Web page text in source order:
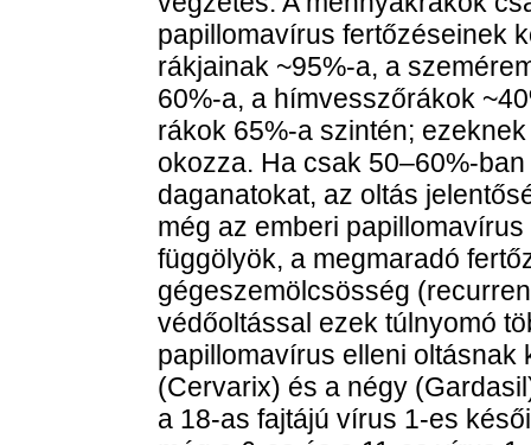
papillomavírus fertőzéseinek
rákjainak ~95%-a, a
60%-a, a hímvesszőrákok
rákok 65%-a szintén;
okozza. Ha csak 50–60%-
daganatokat, az oltás
még az emberi
függölyök, a megmaradó
gégeszemölcsösség
védőoltással ezek túlnyomó
papillomavírus elleni oltásnak
(Cervarix) és a négy
a 18-as fajtájú vírus 1-es